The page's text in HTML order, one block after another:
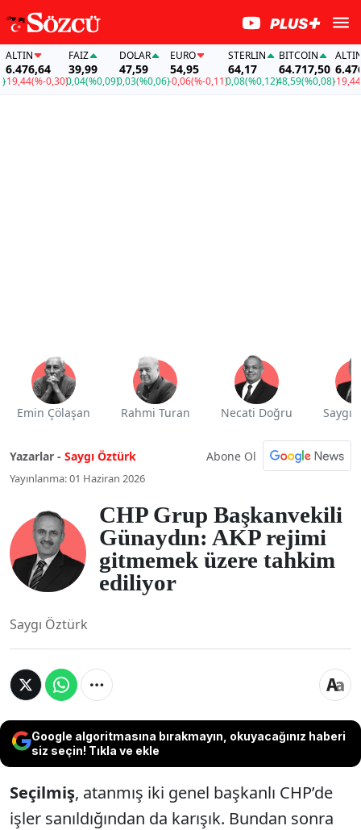
(%-0,30)
39,99
0,04(%0,09)
DOLAR
47,59
0,03(%0,06)
EURO
54,95
-0,06(%-0,11)
STERLIN
64,17
0,08(%0,12)
BITCOIN
64.717,50
48,59(%0,08)
ALTIN
6.476,64
-19,44(%-
Emin Çölaşan Rahmi Turan Necati Doğru Saygı
Yazarlar - Saygı Öztürk Abone Ol
Yayınlanma: 01 Haziran 2026
CHP Grup Başkanvekili
Günaydın: AKP rejimi
gitmemek üzere tahkim
ediliyor
Saygı Öztürk
Google algoritmasına bırakmayın, okuyacağınız haberi
siz seçin! Tıkla ve ekle
Seçilmiş, atanmış iki genel başkanlı CHP’de
işler sanıldığından da karışık. Bundan sonra